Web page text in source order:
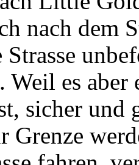
nach dem
Weil es
sicher
Grenze